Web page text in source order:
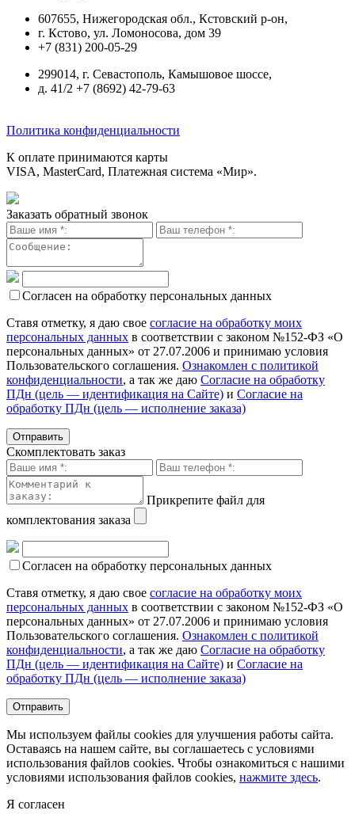
607655, Нижегородская обл., Кстовский р-он,
г. Кстово, ул. Ломоносова, дом 39
+7 (831) 200-05-29
299014, г. Севастополь, Камышовое шоссе,
д. 41/2 +7 (8692) 42-79-63
Политика конфиденциальности
К оплате принимаются карты
VISA, MasterCard, Платежная система «Мир».
Заказать обратный звонок
Согласен на обработку персональных данных
Ставя отметку, я даю свое согласие на обработку моих
персональных данных в соответствии с законом №152-ФЗ «О
персональных данных» от 27.07.2006 и принимаю условия
Пользовательского соглашения. Ознакомлен с политикой
конфиденциальности, а так же даю Согласие на обработку
ПДн (цель — идентификация на Сайте) и Согласие на
обработку ПДн (цель — исполнение заказа)
Скомплектовать заказ
Прикрепите файл для
комплектования заказа
Согласен на обработку персональных данных
Ставя отметку, я даю свое согласие на обработку моих
персональных данных в соответствии с законом №152-ФЗ «О
персональных данных» от 27.07.2006 и принимаю условия
Пользовательского соглашения. Ознакомлен с политикой
конфиденциальности, а так же даю Согласие на обработку
ПДн (цель — идентификация на Сайте) и Согласие на
обработку ПДн (цель — исполнение заказа)
Мы используем файлы cookies для улучшения работы сайта.
Оставаясь на нашем сайте, вы соглашаетесь с условиями
использования файлов cookies. Чтобы ознакомиться с нашими
условиями использования файлов cookies, нажмите здесь.
Я согласен